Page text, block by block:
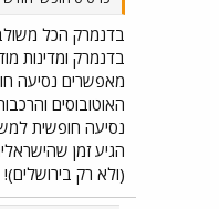
בדנמרק הכל
בדנמרק ומדינות
מאפשרים נסיעה
האוטובוסים
נסיעה חופשית
הגיע זמן
(ולא רק בירושלים)!